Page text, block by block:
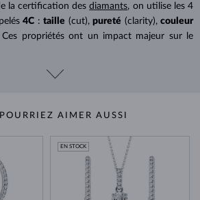
la certification desdiamants, on utilise les 4
4C : taille (cut), pureté (clarity), couleur
Ces propriétés ont un impact majeur sur le
AIMER AUSSI
EN STOCK